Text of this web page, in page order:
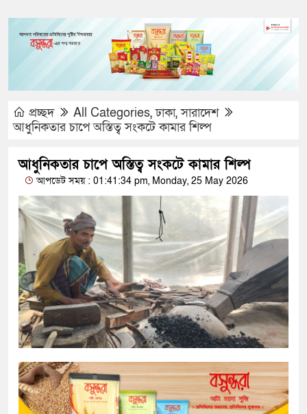
প্রচ্ছদ All Categories,ঢাকা,সারাদেশ
আধুনিকতার চাপে অস্তিত্ব সংকটে কামার শিল্প
আধুনিকতার চাপে অস্তিত্ব সংকটে কামার শিল্প
আপডেট সময় : 01:41:34 pm, Monday, 25 May 2026